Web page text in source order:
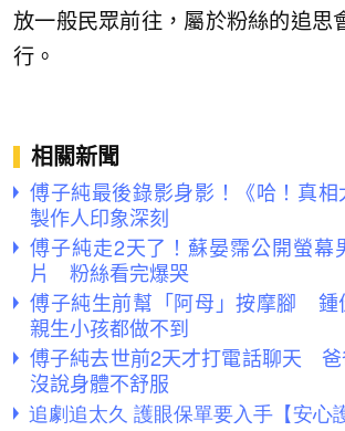
放一般民眾前往，屬於粉絲的追思
行。
相關新聞
傅子純最後錄影身影！《哈！真
製作人印象深刻
傅子純走2天了！蘇晏霈公開螢幕
片 粉絲看完爆哭
傅子純生前幫「阿母」按摩腳 鍾
親生小孩都做不到
傅子純去世前2天才打電話聊天
沒說身體不舒服